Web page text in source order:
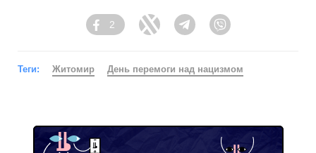
Facebook
2
Twitter Telegram
Теги: Житомир День перемоги над нацизмом